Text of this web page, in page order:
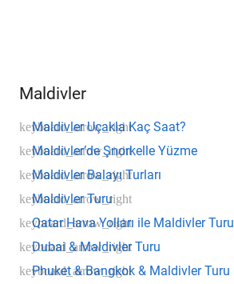
Maldivler
Maldivler Uçakla Kaç Saat?
Maldivler’de Şnorkelle Yüzme
Maldivler Balayı Turları
Maldivler Turu
Qatar Hava Yolları ile Maldivler Turu
Dubai & Maldivler Turu
Phuket & Bangkok & Maldivler Turu